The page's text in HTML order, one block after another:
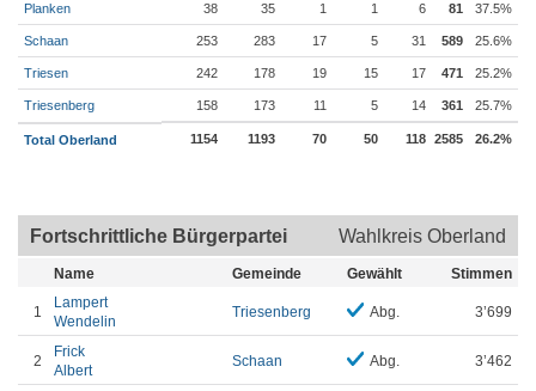
Planken 38 35 1 1 6 81 37.5%
Schaan 253 283 17 5 31 589 25.6%
Triesen 242 178 19 15 17 471 25.2%
Triesenberg 158 173 11 5 14 361 25.7%
Total Oberland 1154 1193 70 50 118 2585 26.2%
Fortschrittliche Bürgerpartei Wahlkreis Oberland
Name Gemeinde Gewählt Stimmen
1
Lampert
Wendelin
Triesenberg Abg. 3’699
2
Frick
Albert
Schaan Abg. 3’462